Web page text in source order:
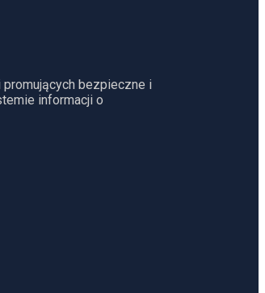
promujących bezpieczne i
informacji o